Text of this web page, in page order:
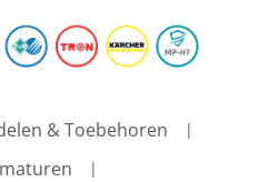
& Toebehoren